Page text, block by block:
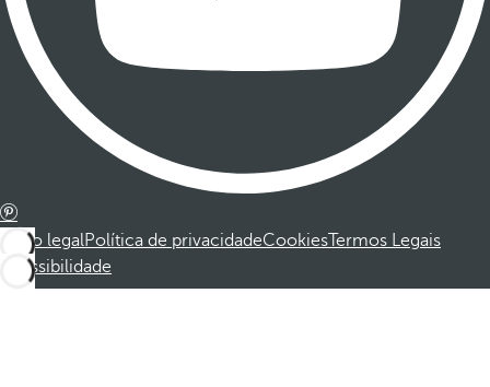
Aviso legalPolítica de privacidadeCookiesTermos Legais
Acessibilidade